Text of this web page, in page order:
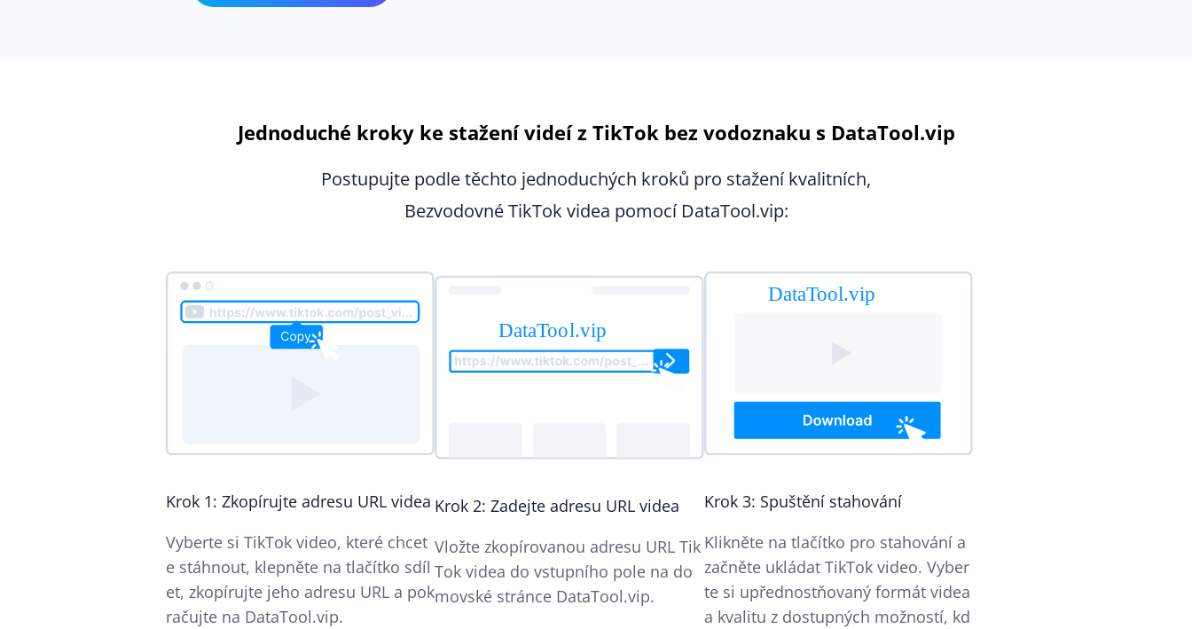
Jednoduché kroky ke stažení videí z TikTok bez vodoznaku s DataTool.vip
Postupujte podle těchto jednoduchých kroků pro stažení kvalitních,
Bezvodovné TikTok videa pomocí DataTool.vip:
Krok 1: Zkopírujte adresu URL videa
Vyberte si TikTok video, které chcet
e stáhnout, klepněte na tlačítko sdíl
et, zkopírujte jeho adresu URL a pok
račujte na DataTool.vip.
Krok 2: Zadejte adresu URL videa
Vložte zkopírovanou adresu URL Tik
Tok videa do vstupního pole na do
movské stránce DataTool.vip.
Krok 3: Spuštění stahování
Klikněte na tlačítko pro stahování a
začněte ukládat TikTok video. Vyber
te si upřednostňovaný formát videa
a kvalitu z dostupných možností, kd